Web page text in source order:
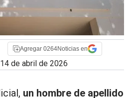
Agregar 0264Noticias en
14 de abril de 2026
un hombre de apellido